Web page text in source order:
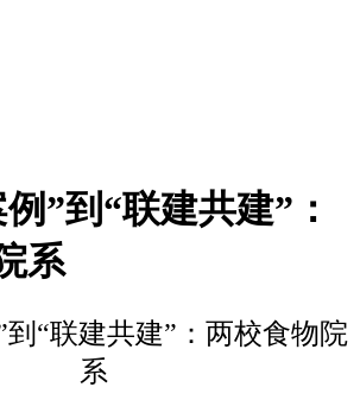
”到“联建共建”：
系
到“联建共建”：两校食物院
系